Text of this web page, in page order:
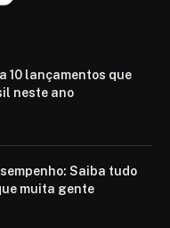
10 lançamentos que
neste ano
Saiba tudo
muita gente